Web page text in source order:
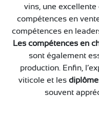
vins, une
compétences en
compétences en
Les compétences en
sont également
production. Enfin,
viticole et les
souvent